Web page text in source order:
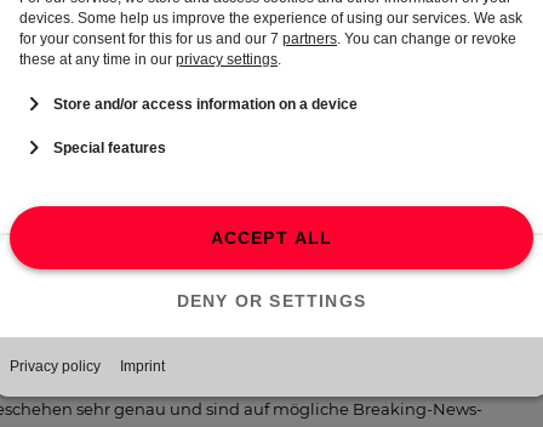
informieren, können wir mit unseren Informationen einen
gemeinsamen Nenner bieten. Wo :newstime drauf steht,
drin. Die Marke ist eine absolut verlässliche Informationsquelle
die Menschen – aktuell, schnell und auf allen Plattformen. Wir
auch ein Gegengewicht zu Desinformationen und Fake News
Was werden die nächsten Herausforderungen für die
ProSiebenSat.1-Nachrichtenredaktion?
Generell muss man feststellen, dass die aktuelle weltpolitische
leider keine Zeit zum Verschnaufen zulässt. Wir beobachten das
sehr genau und sind auf mögliche Breaking-News-